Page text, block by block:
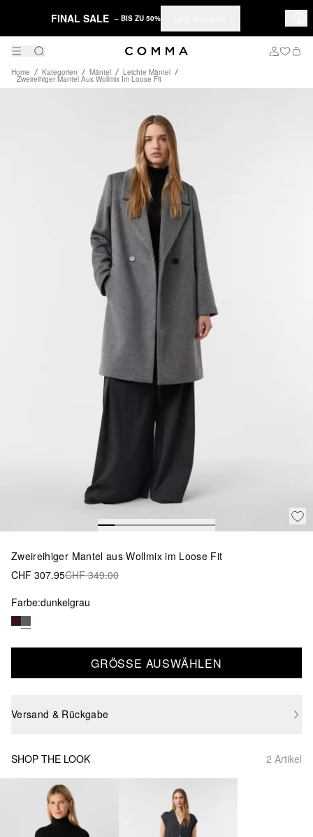
FINAL SALE – BIS ZU 50%
Home Kategorien Mäntel Leichte Mäntel
Zweireihiger Mantel Aus Wollmix Im Loose Fit
Zweireihiger Mantel aus Wollmix im Loose Fit
CHF 307.95CHF 349.00
Farbe:dunkelgrau
GRÖSSE AUSWÄHLEN
Versand & Rückgabe
SHOP THE LOOK 2 Artikel